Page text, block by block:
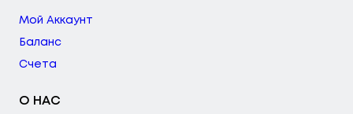
Мой Аккаунт
Баланс
Счета
О НАС